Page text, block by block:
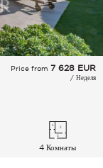
Price from 7 628 EUR
/ Неделя
4 Комнаты